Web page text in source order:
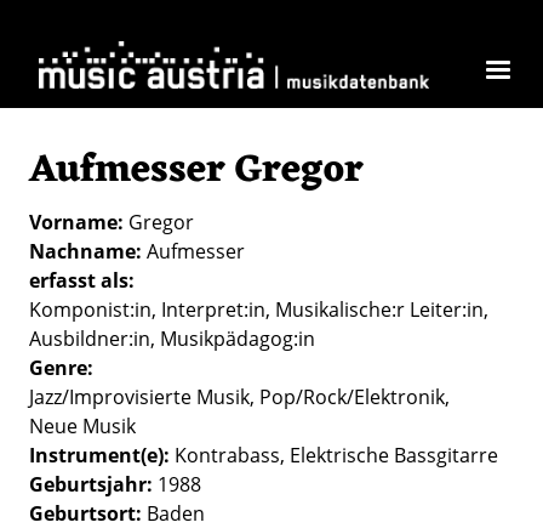
Aufmesser Gregor
Vorname Gregor
Nachname Aufmesser
erfasst als
Komponist:in Interpret:in Musikalische:r Leiter:in
Ausbildner:in Musikpädagog:in
Genre
Jazz/Improvisierte Musik Pop/Rock/Elektronik
Neue Musik
Instrument(e) Kontrabass Elektrische Bassgitarre
Geburtsjahr 1988
Geburtsort Baden